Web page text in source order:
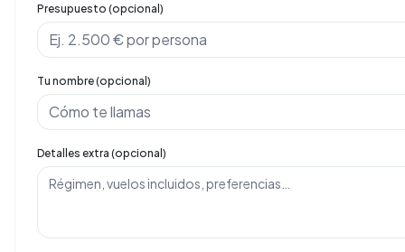
Presupuesto (opcional)
Tu nombre (opcional)
Detalles extra (opcional)